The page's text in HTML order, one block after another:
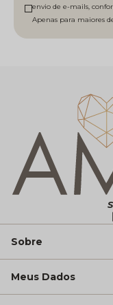
envio de e-mails,
Sobre
Meus Dados